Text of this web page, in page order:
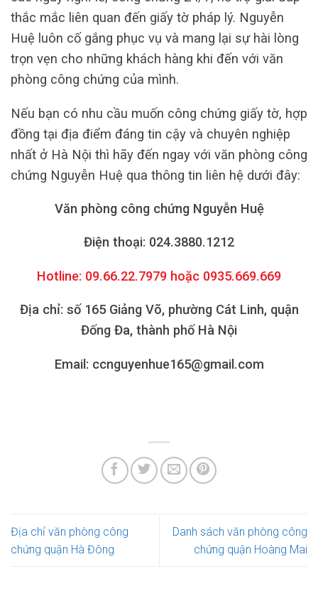
thắc mắc liên quan đến giấy tờ pháp lý. Nguyễn
Huệ luôn cố gắng phục vụ và mang lại sự hài lòng
trọn vẹn cho những khách hàng khi đến với văn
phòng công chứng của mình.
Nếu bạn có nhu cầu muốn công chứng giấy tờ, hợp
đồng tại địa điểm đáng tin cậy và chuyên nghiệp
nhất ở Hà Nội thì hãy đến ngay với văn phòng công
chứng Nguyễn Huệ qua thông tin liên hệ dưới đây:
Văn phòng công chứng Nguyễn Huệ
Điện thoại: 024.3880.1212
Hotline: 09.66.22.7979 hoặc 0935.669.669
Địa chỉ: số 165 Giảng Võ, phường Cát Linh, quận
Đống Đa, thành phố Hà Nội
Email: ccnguyenhue165@gmail.com
Địa chỉ văn phòng công
chứng quận Hà Đông
Danh sách văn phòng công
chứng quận Hoàng Mai